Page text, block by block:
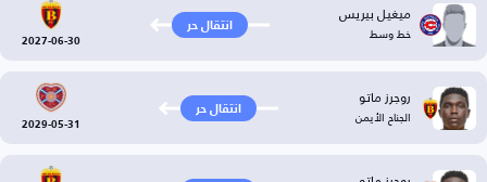
ميغيل بيريس
خط وسط انتقال حر
2027-06-30
روجرز ماتو
الجناح الأيمن انتقال حر
2029-05-31